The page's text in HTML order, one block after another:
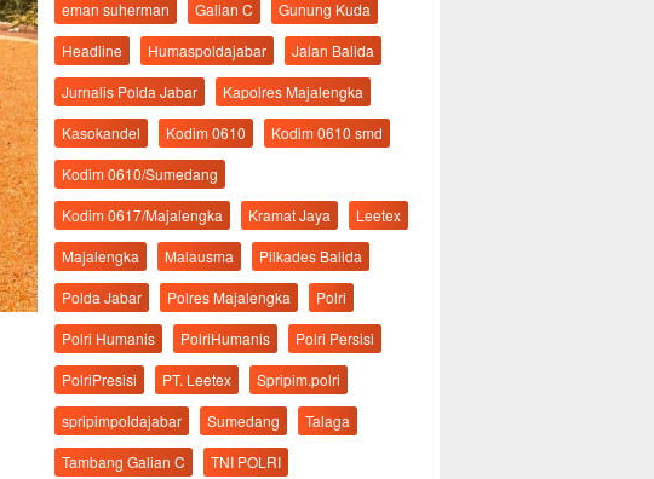
eman suherman
Galian C
Gunung Kuda
Headline
Humaspoldajabar
Jalan Balida
Jurnalis Polda Jabar
Kapolres Majalengka
Kasokandel
Kodim 0610
Kodim 0610 smd
Kodim 0610/Sumedang
Kodim 0617/Majalengka
Kramat Jaya
Leetex
Majalengka
Malausma
Pilkades Balida
Polda Jabar
Polres Majalengka
Polri
Polri Humanis
PolriHumanis
Polri Persisi
PolriPresisi
PT. Leetex
Spripim.polri
spripimpoldajabar
Sumedang
Talaga
Tambang Galian C
TNI POLRI